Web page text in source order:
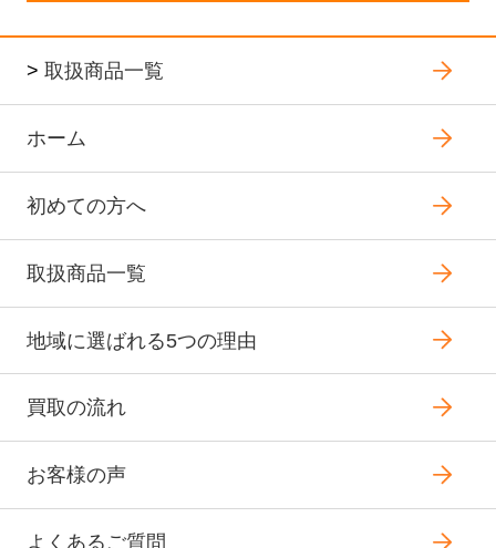
> 取扱商品一覧
ホーム
初めての方へ
取扱商品一覧
地域に選ばれる5つの理由
買取の流れ
お客様の声
よくあるご質問